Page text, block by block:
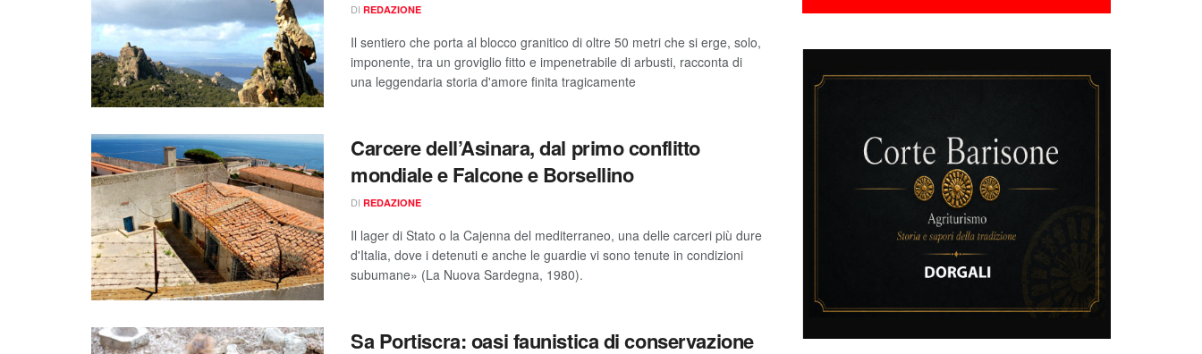
DI REDAZIONE
Il sentiero che porta al blocco granitico di oltre 50 metri che si erge, solo,
imponente, tra un groviglio fitto e impenetrabile di arbusti, racconta di
una leggendaria storia d'amore finita tragicamente
Carcere dell’Asinara, dal primo conflitto
mondiale e Falcone e Borsellino
DI REDAZIONE
Il lager di Stato o la Cajenna del mediterraneo, una delle carceri più dure
d'Italia, dove i detenuti e anche le guardie vi sono tenute in condizioni
subumane» (La Nuova Sardegna, 1980).
Sa Portiscra: oasi faunistica di conservazione